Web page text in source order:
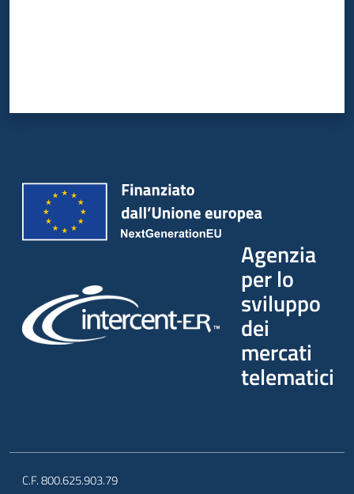
Agenzia
per lo
sviluppo
dei
mercati
telematici
C.F. 800.625.903.79